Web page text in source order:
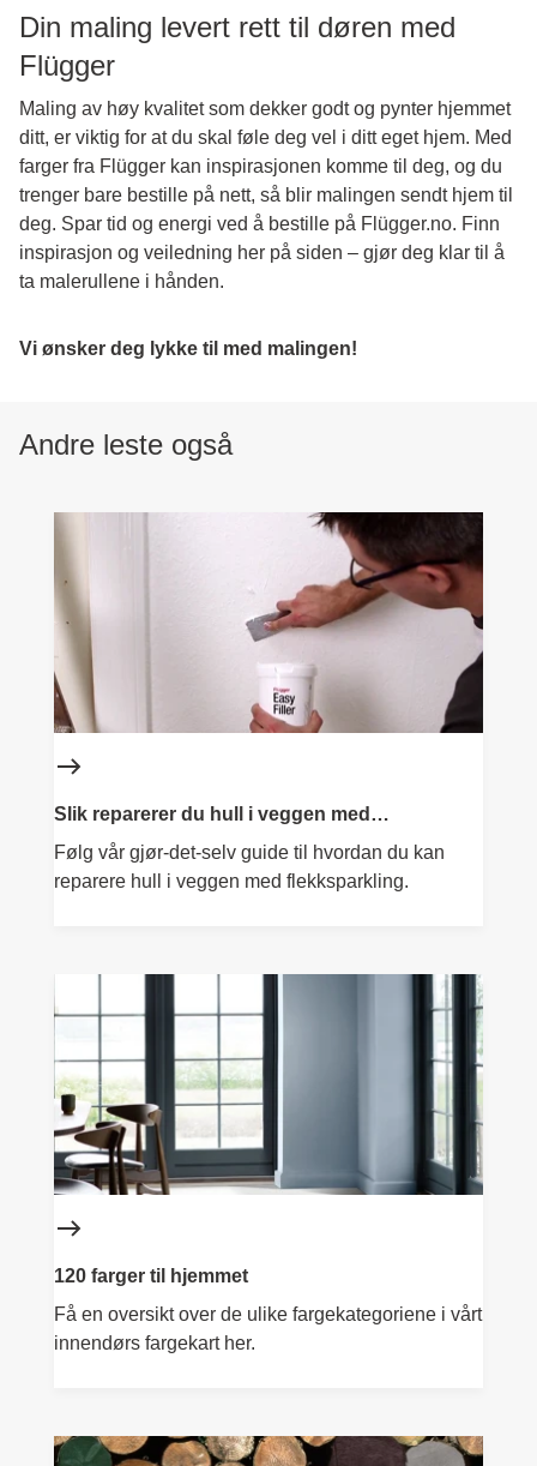
Din maling levert rett til døren med
Flügger
Maling av høy kvalitet som dekker godt og pynter hjemmet
ditt, er viktig for at du skal føle deg vel i ditt eget hjem. Med
farger fra Flügger kan inspirasjonen komme til deg, og du
trenger bare bestille på nett, så blir malingen sendt hjem til
deg. Spar tid og energi ved å bestille på Flügger.no. Finn
inspirasjon og veiledning her på siden – gjør deg klar til å
ta malerullene i hånden.
Vi ønsker deg lykke til med malingen!
Andre leste også
Slik reparerer du hull i veggen med
flekksparkling
Følg vår gjør-det-selv guide til hvordan du kan
reparere hull i veggen med flekksparkling.
120 farger til hjemmet
Få en oversikt over de ulike fargekategoriene i vårt
innendørs fargekart her.